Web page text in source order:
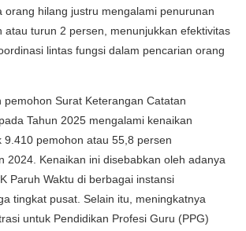
orang hilang justru mengalami penurunan
atau turun 2 persen, menunjukkan efektivitas
lintas fungsi dalam pencarian orang
pemohon Surat Keterangan Catatan
Tahun 2025 mengalami kenaikan
9.410 pemohon atau 55,8 persen
2024. Kenaikan ini disebabkan oleh adanya
Paruh Waktu di berbagai instansi
tingkat pusat. Selain itu, meningkatnya
untuk Pendidikan Profesi Guru (PPG)